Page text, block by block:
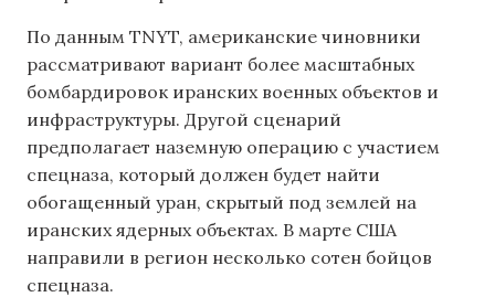
По данным TNYT, американские чиновники
рассматривают вариант более масштабных
бомбардировок иранских военных объектов и
инфраструктуры. Другой сценарий
предполагает наземную операцию с участием
спецназа, который должен будет найти
обогащенный уран, скрытый под землей на
иранских ядерных объектах. В марте США
направили в регион несколько сотен бойцов
спецназа.